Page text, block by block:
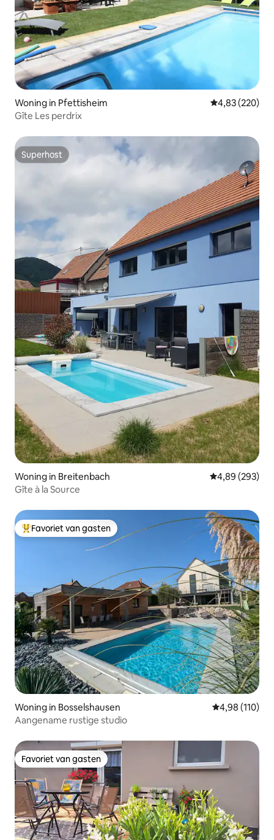
Woning in Pfettisheim Gemiddelde
4,83 (220)
Gîte Les perdrix
Superhost
Superhost
Woning in Breitenbach Gemiddelde
4,89 (293)
Gîte à la Source
Topfavoriet van gasten
Favoriet van gasten
Woning in Bosselshausen Gemiddelde
4,98 (110)
Aangename rustige studio
Favoriet van gasten
Favoriet van gasten